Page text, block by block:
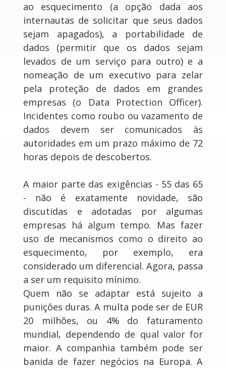
ao esquecimento (a opção dada aos
internautas de solicitar que seus dados
sejam apagados), a portabilidade de
dados (permitir que os dados sejam
levados de um serviço para outro) e a
nomeação de um executivo para zelar
pela proteção de dados em grandes
empresas (o Data Protection Officer).
Incidentes como roubo ou vazamento de
dados devem ser comunicados às
autoridades em um prazo máximo de 72
horas depois de descobertos.
A maior parte das exigências - 55 das 65
- não é exatamente novidade, são
discutidas e adotadas por algumas
empresas há algum tempo. Mas fazer
uso de mecanismos como o direito ao
esquecimento, por exemplo, era
considerado um diferencial. Agora, passa
a ser um requisito mínimo.
Quem não se adaptar está sujeito a
punições duras. A multa pode ser de EUR
20 milhões, ou 4% do faturamento
mundial, dependendo de qual valor for
maior. A companhia também pode ser
banida de fazer negócios na Europa. A